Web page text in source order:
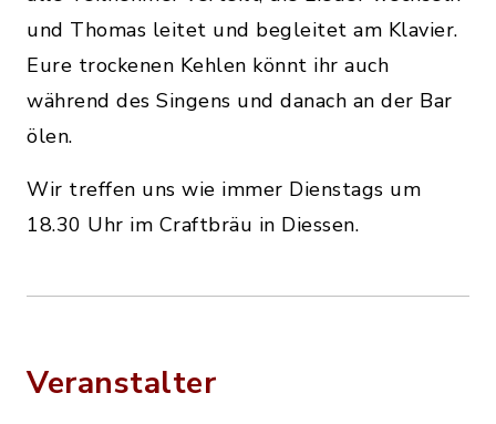
und Thomas leitet und begleitet am Klavier.
Eure trockenen Kehlen könnt ihr auch
während des Singens und danach an der Bar
ölen.
Wir treffen uns wie immer Dienstags um
18.30 Uhr im Craftbräu in Diessen.
Veranstalter